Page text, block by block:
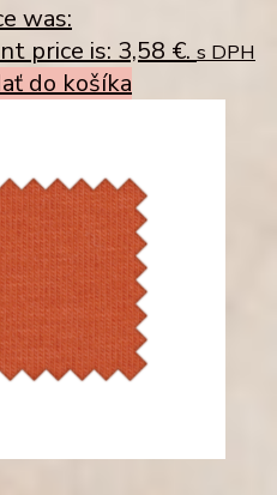
was:
price is: 3,58 €. s DPH
do košíka